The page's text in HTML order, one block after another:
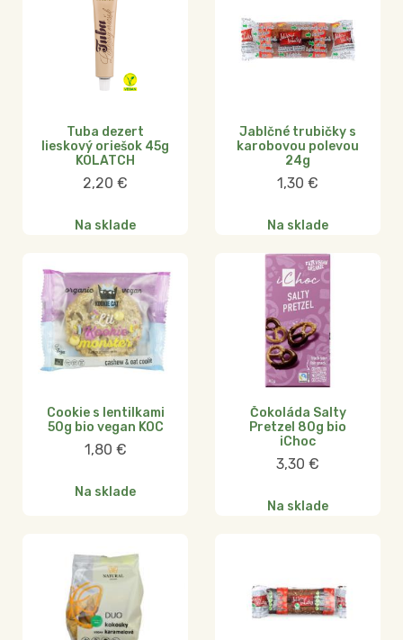
Tuba dezert
lieskový oriešok 45g
KOLATCH
2,20 €
Na sklade
Jablčné trubičky s
karobovou polevou
24g
1,30 €
Na sklade
Cookie s lentilkami
50g bio vegan KOC
1,80 €
Na sklade
Čokoláda Salty
Pretzel 80g bio
iChoc
3,30 €
Na sklade